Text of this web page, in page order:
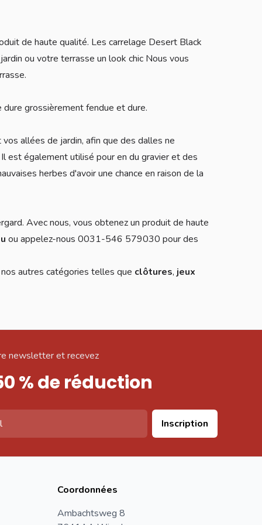
de haute qualité. Les carrelage Desert Black
ou votre terrasse un look chic Nous vous
grossièrement fendue et dure.
allées de jardin, afin que des dalles ne
est également utilisé pour en du gravier et des
herbes d'avoir une chance en raison de la
Avec nous, vous obtenez un produit de haute
ou appelez-nous 0031-546 579030 pour des
autres catégories telles que clôtures, jeux
newsletter et recevez
% de réduction
Inscription
Coordonnées
Ambachtsweg 8